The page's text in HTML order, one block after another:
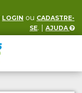
LOGIN ou CADASTRE-
SE. | AJUDA